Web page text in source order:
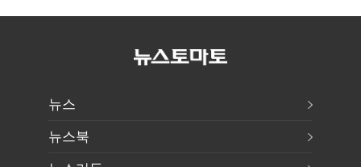
엔저'에 원화
누적 피해자
혁신 본격화
뉴스
뉴스북